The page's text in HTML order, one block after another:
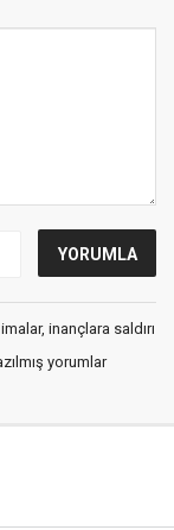
inançlara saldırı
yorumlar